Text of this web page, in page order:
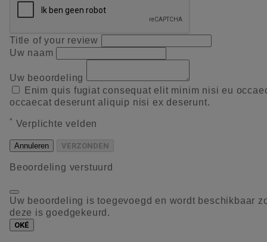
Title of your review
Uw naam
Uw beoordeling
Enim quis fugiat consequat elit minim nisi eu
occaecat deserunt aliquip nisi ex deserunt.
* Verplichte velden
Annuleren VERZONDEN
Beoordeling verstuurd
Uw beoordeling is toegevoegd en wordt beschikbaar
deze is goedgekeurd.
OKÉ